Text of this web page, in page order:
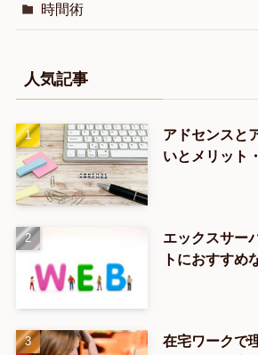
時間術
人気記事
アドセンスと
いとメリット
エックスサー
トにおすすめ
在宅ワークで